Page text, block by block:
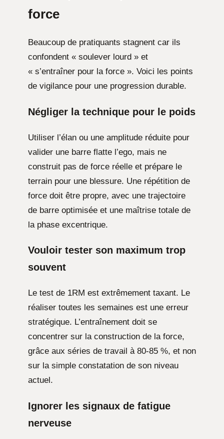
force
Beaucoup de pratiquants stagnent car ils
confondent « soulever lourd » et
« s’entraîner pour la force ». Voici les points
de vigilance pour une progression durable.
Négliger la technique pour le poids
Utiliser l’élan ou une amplitude réduite pour
valider une barre flatte l’ego, mais ne
construit pas de force réelle et prépare le
terrain pour une blessure. Une répétition de
force doit être propre, avec une trajectoire
de barre optimisée et une maîtrise totale de
la phase excentrique.
Vouloir tester son maximum trop
souvent
Le test de 1RM est extrêmement taxant. Le
réaliser toutes les semaines est une erreur
stratégique. L’entraînement doit se
concentrer sur la construction de la force,
grâce aux séries de travail à 80-85 %, et non
sur la simple constatation de son niveau
actuel.
Ignorer les signaux de fatigue
nerveuse